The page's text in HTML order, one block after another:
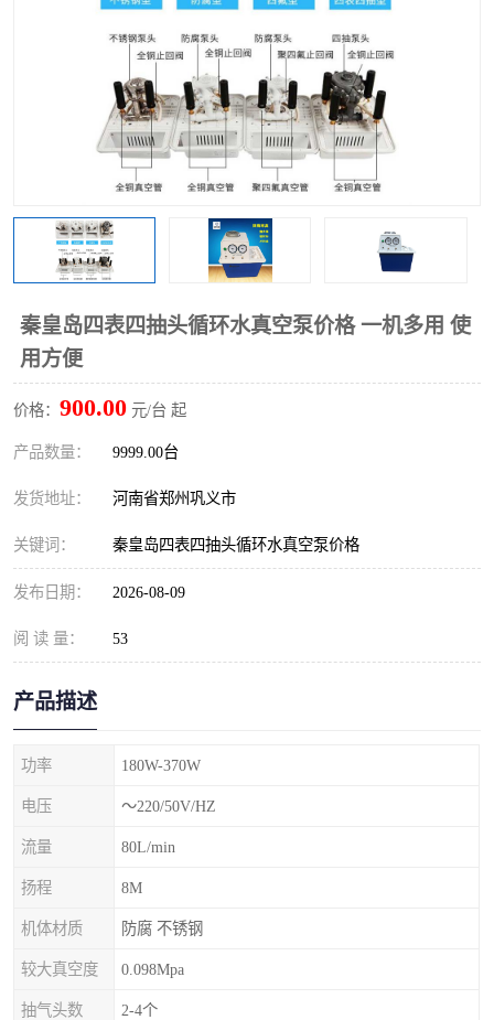
秦皇岛四表四抽头循环水真空泵价格 一机多用 使
用方便
价格： 900.00 元/台 起
产品数量： 9999.00台
发货地址： 河南省郑州巩义市
关键词： 秦皇岛四表四抽头循环水真空泵价格
发布日期： 2026-08-09
阅 读 量： 53
产品描述
功率 180W-370W
电压 ～220/50V/HZ
流量 80L/min
扬程 8M
机体材质 防腐 不锈钢
较大真空度 0.098Mpa
抽气头数 2-4个
单层玻璃反应釜 低温恒温反应浴槽
电动搅拌器